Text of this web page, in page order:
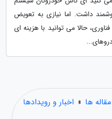
داشت. اما نیازی به تعویض
حالا می توانید با هزینه ای
ها » اخبار و رویدادها